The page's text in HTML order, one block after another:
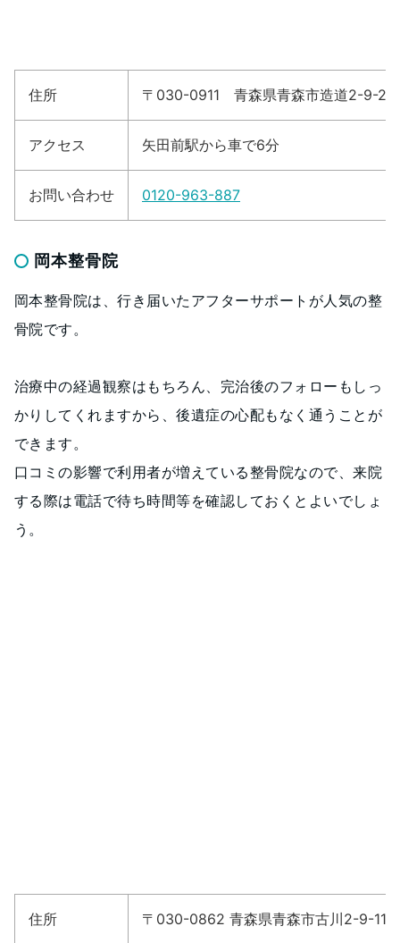
住所 〒030-0911 青森県青森市造道2-9-23
アクセス 矢田前駅から車で6分
お問い合わせ 0120-963-887
岡本整骨院
岡本整骨院は、行き届いたアフターサポートが人気の整
骨院です。
治療中の経過観察はもちろん、完治後のフォローもしっ
かりしてくれますから、後遺症の心配もなく通うことが
できます。
口コミの影響で利用者が増えている整骨院なので、来院
する際は電話で待ち時間等を確認しておくとよいでしょ
う。
住所 〒030-0862 青森県青森市古川2-9-11